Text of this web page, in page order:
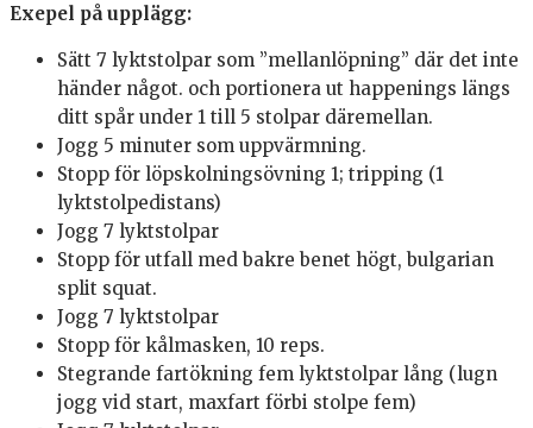
Exepel på upplägg:
Sätt 7 lyktstolpar som ”mellanlöpning” där det inte
händer något. och portionera ut happenings längs
ditt spår under 1 till 5 stolpar däremellan.
Jogg 5 minuter som uppvärmning.
Stopp för löpskolningsövning 1; tripping (1
lyktstolpedistans)
Jogg 7 lyktstolpar
Stopp för utfall med bakre benet högt, bulgarian
split squat.
Jogg 7 lyktstolpar
Stopp för kålmasken, 10 reps.
Stegrande fartökning fem lyktstolpar lång (lugn
jogg vid start, maxfart förbi stolpe fem)